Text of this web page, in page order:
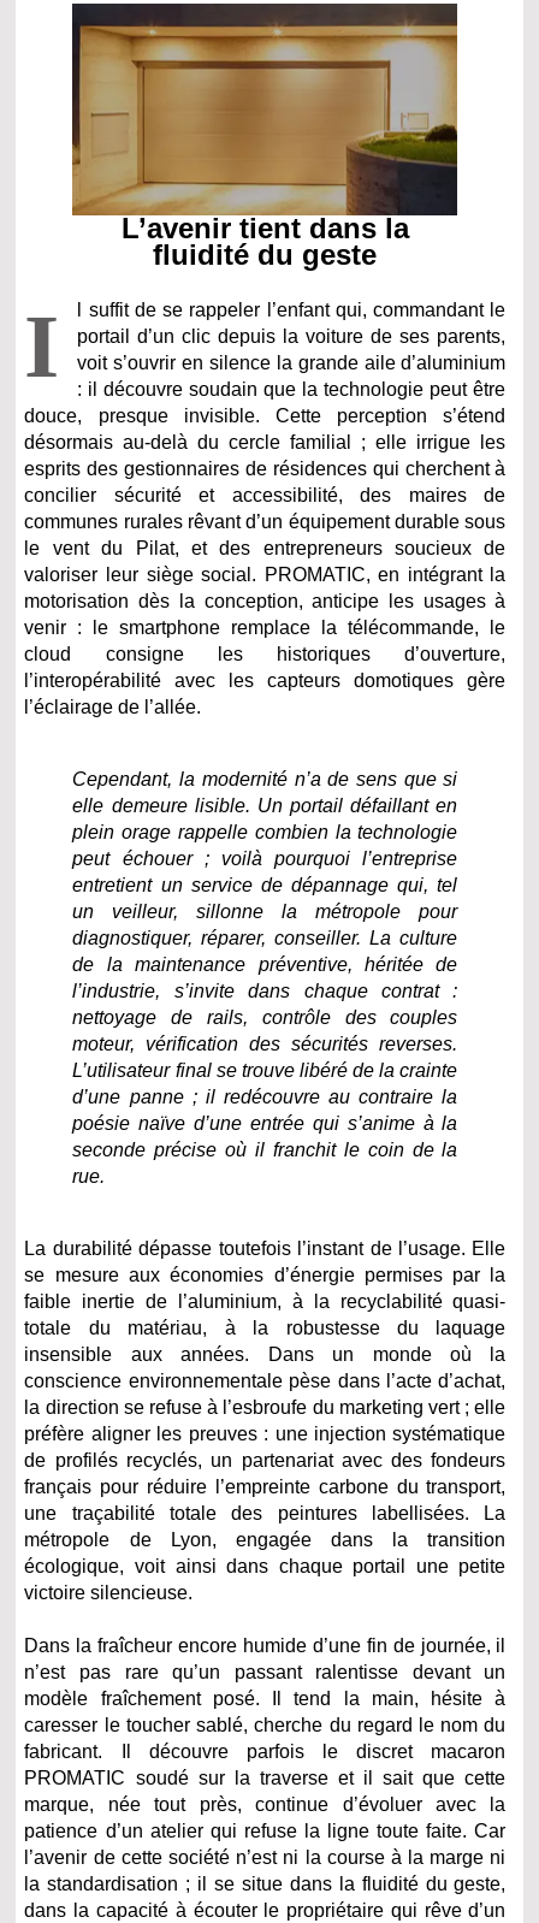
L’avenir tient dans la
fluidité du geste
I
l suffit de se rappeler l’enfant qui, commandant le
portail d’un clic depuis la voiture de ses parents,
voit s’ouvrir en silence la grande aile d’aluminium
: il découvre soudain que la technologie peut être
douce, presque invisible. Cette perception s’étend
désormais au-delà du cercle familial ; elle irrigue les
esprits des gestionnaires de résidences qui cherchent à
concilier sécurité et accessibilité, des maires de
communes rurales rêvant d’un équipement durable sous
le vent du Pilat, et des entrepreneurs soucieux de
valoriser leur siège social. PROMATIC, en intégrant la
motorisation dès la conception, anticipe les usages à
venir : le smartphone remplace la télécommande, le
cloud consigne les historiques d’ouverture,
l’interopérabilité avec les capteurs domotiques gère
l’éclairage de l’allée.
Cependant, la modernité n’a de sens que si
elle demeure lisible. Un portail défaillant en
plein orage rappelle combien la technologie
peut échouer ; voilà pourquoi l’entreprise
entretient un service de dépannage qui, tel
un veilleur, sillonne la métropole pour
diagnostiquer, réparer, conseiller. La culture
de la maintenance préventive, héritée de
l’industrie, s’invite dans chaque contrat :
nettoyage de rails, contrôle des couples
moteur, vérification des sécurités reverses.
L’utilisateur final se trouve libéré de la crainte
d’une panne ; il redécouvre au contraire la
poésie naïve d’une entrée qui s’anime à la
seconde précise où il franchit le coin de la
rue.
La durabilité dépasse toutefois l’instant de l’usage. Elle
se mesure aux économies d’énergie permises par la
faible inertie de l’aluminium, à la recyclabilité quasi-
totale du matériau, à la robustesse du laquage
insensible aux années. Dans un monde où la
conscience environnementale pèse dans l’acte d’achat,
la direction se refuse à l’esbroufe du marketing vert ; elle
préfère aligner les preuves : une injection systématique
de profilés recyclés, un partenariat avec des fondeurs
français pour réduire l’empreinte carbone du transport,
une traçabilité totale des peintures labellisées. La
métropole de Lyon, engagée dans la transition
écologique, voit ainsi dans chaque portail une petite
victoire silencieuse.
Dans la fraîcheur encore humide d’une fin de journée, il
n’est pas rare qu’un passant ralentisse devant un
modèle fraîchement posé. Il tend la main, hésite à
caresser le toucher sablé, cherche du regard le nom du
fabricant. Il découvre parfois le discret macaron
PROMATIC soudé sur la traverse et il sait que cette
marque, née tout près, continue d’évoluer avec la
patience d’un atelier qui refuse la ligne toute faite. Car
l’avenir de cette société n’est ni la course à la marge ni
la standardisation ; il se situe dans la fluidité du geste,
dans la capacité à écouter le propriétaire qui rêve d’un